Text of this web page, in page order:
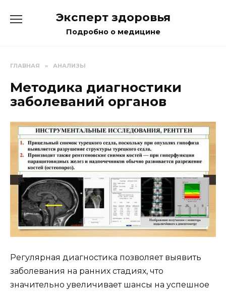
Эксперт здоровья
Подробно о медицине
ГЛАВНАЯ » АНАЛИЗЫ
Методика диагностики
заболеваний органов
Регулярная диагностика позволяет выявить
заболевания на ранних стадиях, что
значительно увеличивает шансы на успешное